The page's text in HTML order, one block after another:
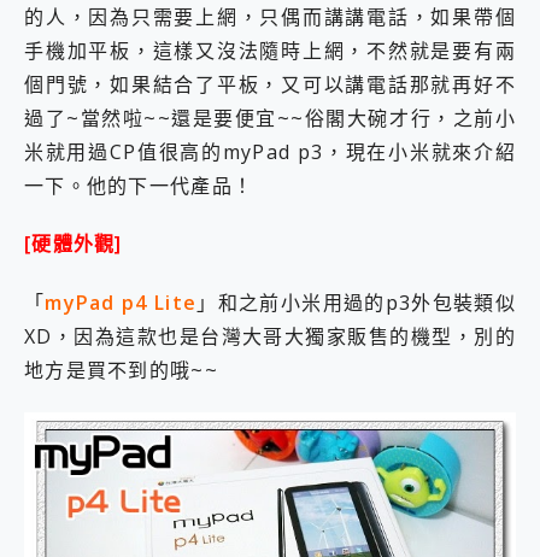
COMPUTEX 2025 來囉！AGI亞奇雷 AI・Gaming・創作儲存方案登場，趕快來AGI亞奇雷挑戰任務抽 PS5！
自帶線的 有線無線都能充 ONPRO MagReact M5 10000mAh 5合1 磁吸無線急速行動電源 開箱 評測
飛利浦 JS7310 ⚡【電急便｜行動儲能救車電源】 可靠的旅行夥伴！帶給您優異的安全性與強大供電效能
是螢幕也是電視! 一機超多用途「MSI微星 Modern MD272UPSW 27型」 4K IPS 輕薄商用智慧聯網螢幕 開箱 評測
您的專屬AI 助手 Yoga Slim 7 Aura Edition 觸控AI筆電 開箱 評測
realme 14 Pro 超硬軍規、冰感變色實測，realme 14 5G 遊戲戰鬥值爆表，效能x娛樂全都要！
B&O 精品級音響! Home+ 中嘉寬頻 SoundBox 劇院串流盒 開箱 評測
2億 APO蔡司長焦神機降臨~ vivo X200 Pro、vivo X200 就是這麼好拍
小體積 40000mAh 超大容量 一次充5個設備 充好充滿 CUKTECH 酷態科 300W 微型充電站 開箱 評測
97.3% 恢復率，資料救援就是這麼簡單 EaseUS Data Recovery Wizard Free 18.0.0 業界最好的資料救援軟體
全新 SONY Xperia 1 VI 開箱! 相機實測! 長焦覆蓋更遠更清晰、2日長續航、頂尖影音娛樂效能~
Xiaomi 14 Ultra 開箱 評測~ 有深度的 Leica 影像旗艦手機! 加碼小旗艦 Xiaomi 14 開箱 評測
的人，因為只需要上網，只偶而講講電話，如果帶個
手機加平板，這樣又沒法隨時上網，不然就是要有兩
個門號，如果結合了平板，又可以講電話那就再好不
過了~當然啦~~還是要便宜~~俗閣大碗才行，之前小
米就用過CP值很高的myPad p3，現在小米就來介紹
一下。他的下一代產品！
[硬體外觀]
「myPad p4 Lite 」和之前小米用過的p3外包裝類似
XD，因為這款也是台灣大哥大獨家販售的機型，別的
地方是買不到的哦~~